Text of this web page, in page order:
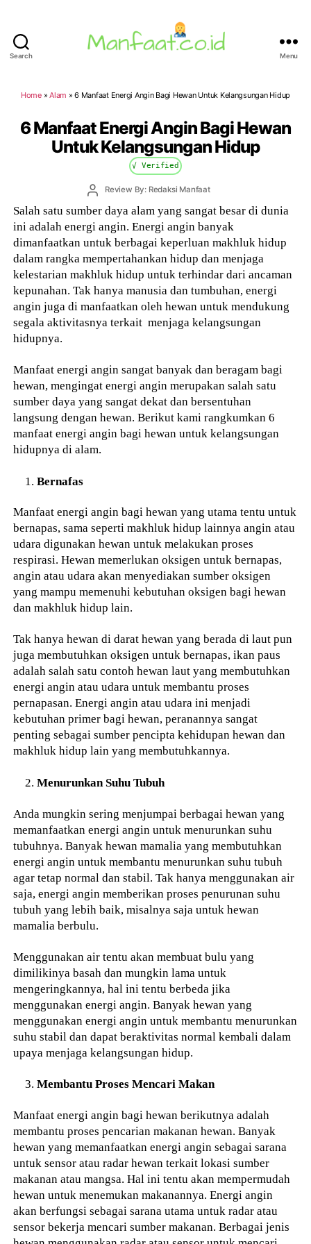
Search Menu
Home»Alam »6 Manfaat Energi Angin Bagi Hewan Untuk Kelangsungan Hidup
6 Manfaat Energi Angin Bagi Hewan
Untuk Kelangsungan Hidup
√ Verified
PostReview By: Redaksi Manfaat
Salah satu sumber daya alam yang sangat besar di dunia
ini adalah energi angin. Energi angin banyak
dimanfaatkan untuk berbagai keperluan makhluk hidup
dalam rangka mempertahankan hidup dan menjaga
kelestarian makhluk hidup untuk terhindar dari ancaman
kepunahan. Tak hanya manusia dan tumbuhan, energi
angin juga di manfaatkan oleh hewan untuk mendukung
segala aktivitasnya terkait menjaga kelangsungan
hidupnya.
Manfaat energi angin sangat banyak dan beragam bagi
hewan, mengingat energi angin merupakan salah satu
sumber daya yang sangat dekat dan bersentuhan
langsung dengan hewan. Berikut kami rangkumkan 6
manfaat energi angin bagi hewan untuk kelangsungan
hidupnya di alam.
Bernafas
Manfaat energi angin bagi hewan yang utama tentu untuk
bernapas, sama seperti makhluk hidup lainnya angin atau
udara digunakan hewan untuk melakukan proses
respirasi. Hewan memerlukan oksigen untuk bernapas,
angin atau udara akan menyediakan sumber oksigen
yang mampu memenuhi kebutuhan oksigen bagi hewan
dan makhluk hidup lain.
Tak hanya hewan di darat hewan yang berada di laut pun
juga membutuhkan oksigen untuk bernapas, ikan paus
adalah salah satu contoh hewan laut yang membutuhkan
energi angin atau udara untuk membantu proses
pernapasan. Energi angin atau udara ini menjadi
kebutuhan primer bagi hewan, peranannya sangat
penting sebagai sumber pencipta kehidupan hewan dan
makhluk hidup lain yang membutuhkannya.
Menurunkan Suhu Tubuh
Anda mungkin sering menjumpai berbagai hewan yang
memanfaatkan energi angin untuk menurunkan suhu
tubuhnya. Banyak hewan mamalia yang membutuhkan
energi angin untuk membantu menurunkan suhu tubuh
agar tetap normal dan stabil. Tak hanya menggunakan air
saja, energi angin memberikan proses penurunan suhu
tubuh yang lebih baik, misalnya saja untuk hewan
mamalia berbulu.
Menggunakan air tentu akan membuat bulu yang
dimilikinya basah dan mungkin lama untuk
mengeringkannya, hal ini tentu berbeda jika
menggunakan energi angin. Banyak hewan yang
menggunakan energi angin untuk membantu menurunkan
suhu stabil dan dapat beraktivitas normal kembali dalam
upaya menjaga kelangsungan hidup.
Membantu Proses Mencari Makan
Manfaat energi angin bagi hewan berikutnya adalah
membantu proses pencarian makanan hewan. Banyak
hewan yang memanfaatkan energi angin sebagai sarana
untuk sensor atau radar hewan terkait lokasi sumber
makanan atau mangsa. Hal ini tentu akan mempermudah
hewan untuk menemukan makanannya. Energi angin
akan berfungsi sebagai sarana utama untuk radar atau
sensor bekerja mencari sumber makanan. Berbagai jenis